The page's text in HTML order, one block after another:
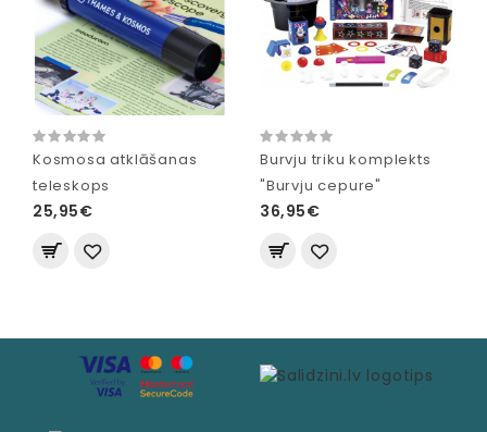
Kosmosa atklāšanas
teleskops
25,95€
Burvju triku komplekts
"Burvju cepure"
36,95€